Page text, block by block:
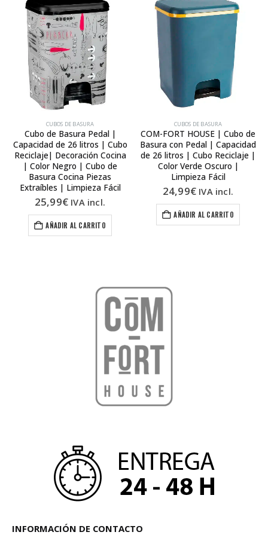
CUBOS DE BASURA
Cubo de Basura Pedal |
Capacidad de 26 litros | Cubo
Reciclaje| Decoración Cocina
| Color Negro | Cubo de
Basura Cocina Piezas
Extraíbles | Limpieza Fácil
25,99€ IVA incl.
AÑADIR AL CARRITO
CUBOS DE BASURA
COM-FORT HOUSE | Cubo de
Basura con Pedal | Capacidad
de 26 litros | Cubo Reciclaje |
Color Verde Oscuro |
Limpieza Fácil
24,99€ IVA incl.
AÑADIR AL CARRITO
INFORMACIÓN DE CONTACTO